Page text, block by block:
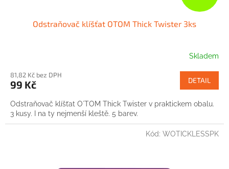
Odstraňovač klíšťat OTOM Thick Twister 3ks
Skladem
81,82 Kč bez DPH
99 Kč DETAIL
Odstraňovač klíšťat O´TOM Thick Twister v praktickem obalu.
3 kusy. I na ty nejmenší kleště. 5 barev.
Kód: WOTICKLESSPK